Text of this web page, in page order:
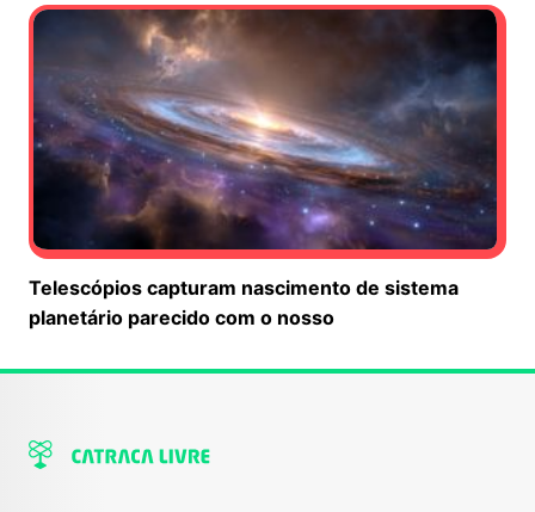
Telescópios capturam nascimento de sistema
planetário parecido com o nosso